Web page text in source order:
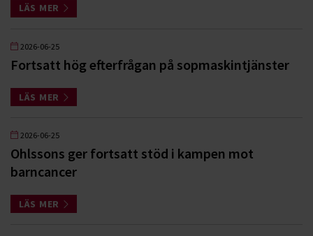
LÄS MER
2026-06-25
Fortsatt hög efterfrågan på sopmaskintjänster
LÄS MER
2026-06-25
Ohlssons ger fortsatt stöd i kampen mot
barncancer
LÄS MER